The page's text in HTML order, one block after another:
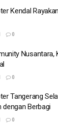
Kendal
0
Nusantara,
0
Tangerang
dengan Berbagi
0